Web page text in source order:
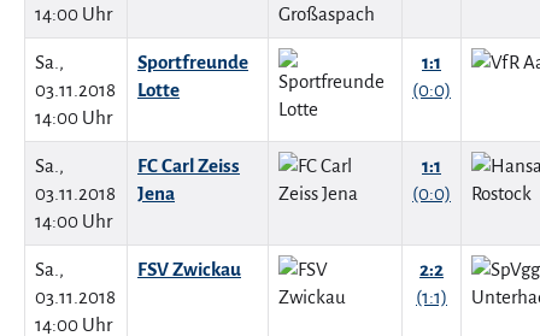
14:00 Uhr
Sa.,
03.11.2018
14:00 Uhr
Sportfreunde
Lotte
1:1
(0:0)
Sa.,
03.11.2018
14:00 Uhr
FC Carl Zeiss
Jena
1:1
(0:0)
Sa.,
03.11.2018
14:00 Uhr
FSV Zwickau
2:2
(1:1)